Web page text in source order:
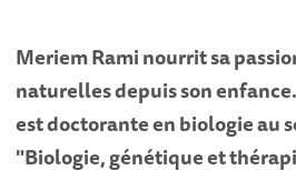
Meriem Rami nourrit sa
naturelles depuis son
est doctorante en biologie au
"Biologie, génétique et